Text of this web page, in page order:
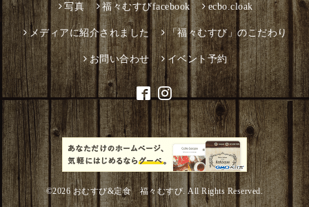
写真 福々むすびfacebook ecbo.cloak
メディアに紹介されました 「福々むすび」のこだわり
お問い合わせ イベント予約
©2026おむすび&定食 福々むすび. All Rights Reserved.